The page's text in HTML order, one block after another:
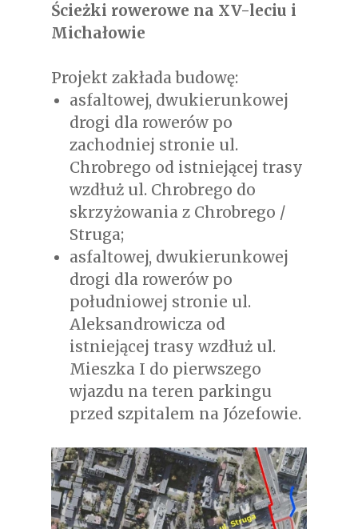
Ścieżki rowerowe na XV-leciu i
Michałowie
Projekt zakłada budowę:
asfaltowej, dwukierunkowej
drogi dla rowerów po
zachodniej stronie ul.
Chrobrego od istniejącej trasy
wzdłuż ul. Chrobrego do
skrzyżowania z Chrobrego /
Struga;
asfaltowej, dwukierunkowej
drogi dla rowerów po
południowej stronie ul.
Aleksandrowicza od
istniejącej trasy wzdłuż ul.
Mieszka I do pierwszego
wjazdu na teren parkingu
przed szpitalem na Józefowie.